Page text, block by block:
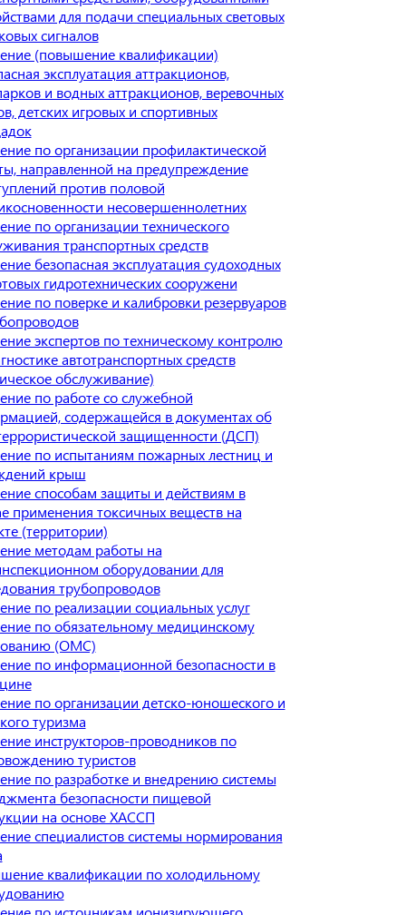
для подачи специальных световых
сигналов
(повышение квалификации)
эксплуатация аттракционов,
и водных аттракционов, веревочных
детских игровых и спортивных
по организации профилактической
направленной на предупреждение
против половой
несовершеннолетних
по организации технического
транспортных средств
безопасная эксплуатация судоходных
гидротехнических сооружени
по поверке и калибровки резервуаров
экспертов по техническому контролю
автотранспортных средств
обслуживание)
по работе со служебной
содержащейся в документах об
защищенности (ДСП)
по испытаниям пожарных лестниц и
крыш
способам защиты и действиям в
применения токсичных веществ на
(территории)
методам работы на
оборудовании для
трубопроводов
по реализации социальных услуг
по обязательному медицинскому
(ОМС)
по информационной безопасности в
по организации детско-юношеского и
туризма
инструкторов-проводников по
туристов
по разработке и внедрению системы
безопасности пищевой
на основе ХАССП
специалистов системы нормирования
квалификации по холодильному